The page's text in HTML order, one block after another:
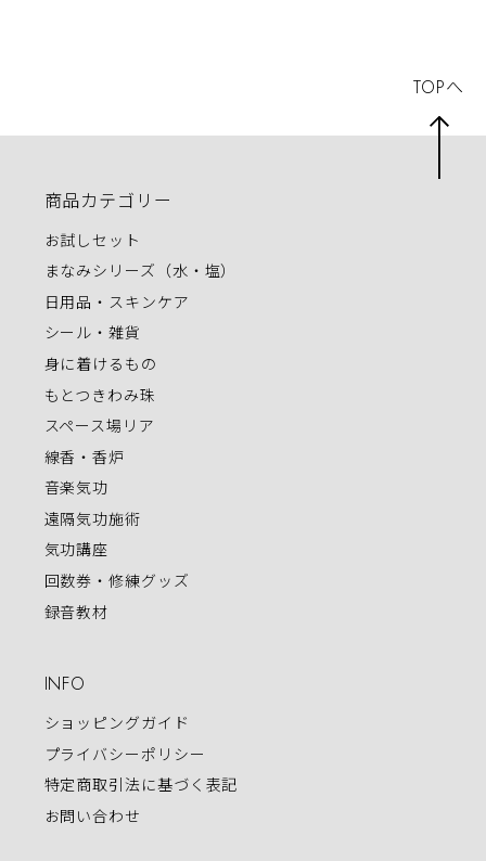
商品カテゴリー
お試しセット
まなみシリーズ（水・塩）
日用品・スキンケア
シール・雑貨
身に着けるもの
もとつきわみ珠
スペース場リア
線香・香炉
音楽気功
遠隔気功施術
気功講座
回数券・修練グッズ
録音教材
INFO
ショッピングガイド
プライバシーポリシー
特定商取引法に基づく表記
お問い合わせ
TOPへ